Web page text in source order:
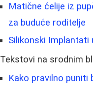
Matične ćelije iz
za buduće roditelje
Silikonski Implantati
Tekstovi na srodnim
Kako pravilno puniti